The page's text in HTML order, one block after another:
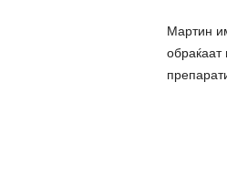
Мартин
обраќаат